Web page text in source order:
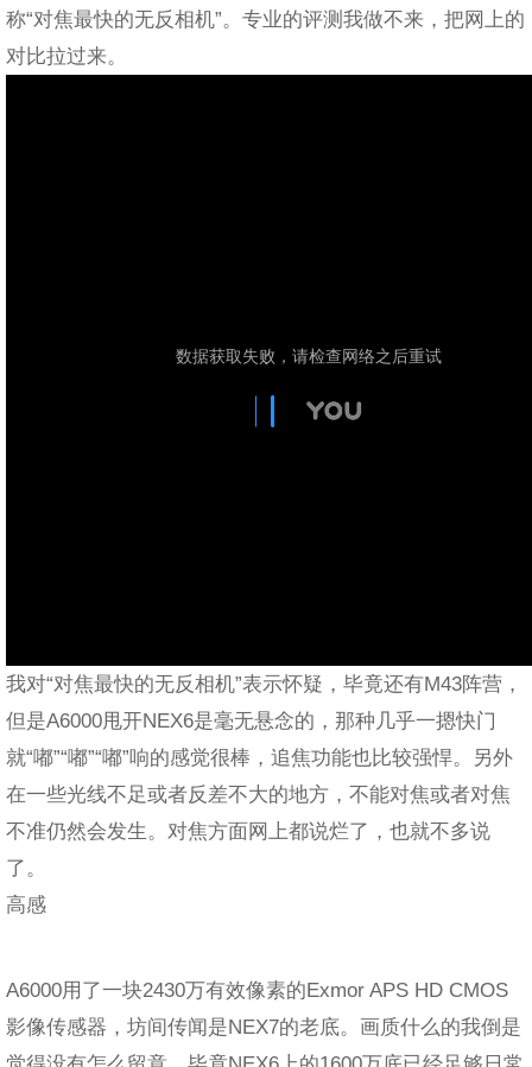
称“对焦最快的无反相机”。专业的评测我做不来，把网上的
对比拉过来。
我对“对焦最快的无反相机”表示怀疑，毕竟还有M43阵营，
但是A6000甩开NEX6是毫无悬念的，那种几乎一摁快门
就“嘟”“嘟”“嘟”响的感觉很棒，追焦功能也比较强悍。另外
在一些光线不足或者反差不大的地方，不能对焦或者对焦
不准仍然会发生。对焦方面网上都说烂了，也就不多说
了。
高感
A6000用了一块2430万有效像素的Exmor APS HD CMOS
影像传感器，坊间传闻是NEX7的老底。画质什么的我倒是